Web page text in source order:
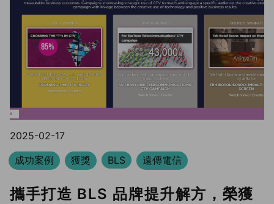
2025-02-17
成功案例
獲獎 BLS 遠傳電信
攜手打造 BLS 品牌提升解方，榮獲